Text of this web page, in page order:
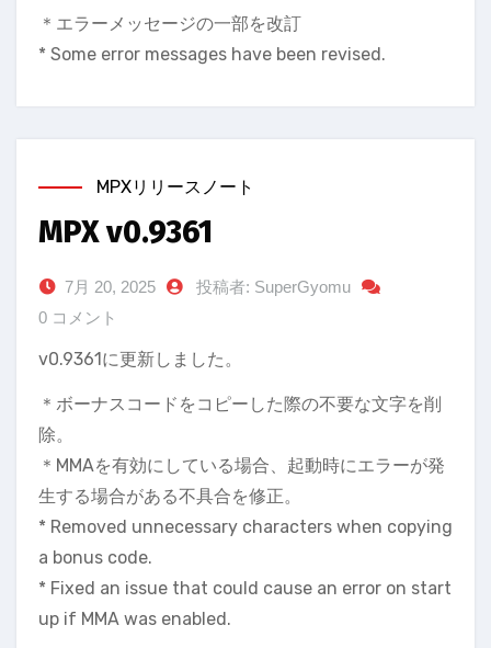
＊エラーメッセージの一部を改訂
* Some error messages have been revised.
MPXリリースノート
MPX v0.9361
7月 20, 2025
投稿者: SuperGyomu
0 コメント
v0.9361に更新しました。
＊ボーナスコードをコピーした際の不要な文字を削
除。
＊MMAを有効にしている場合、起動時にエラーが発
生する場合がある不具合を修正。
* Removed unnecessary characters when copying
a bonus code.
* Fixed an issue that could cause an error on start
up if MMA was enabled.